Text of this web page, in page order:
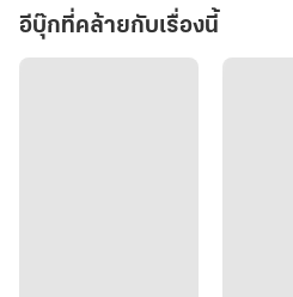
อีบุ๊กที่คล้ายกับเรื่องนี้